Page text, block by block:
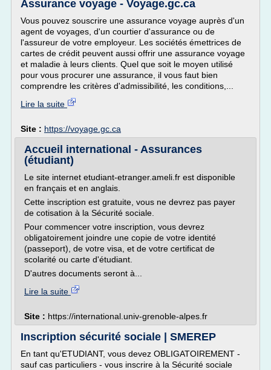
Assurance voyage - Voyage.gc.ca
Vous pouvez souscrire une assurance voyage auprès d'un
agent de voyages, d'un courtier d'assurance ou de
l'assureur de votre employeur. Les sociétés émettrices de
cartes de crédit peuvent aussi offrir une assurance voyage
et maladie à leurs clients. Quel que soit le moyen utilisé
pour vous procurer une assurance, il vous faut bien
comprendre les critères d'admissibilité, les conditions,...
Lire la suite
Site : https://voyage.gc.ca
Accueil international - Assurances
(étudiant)
Le site internet etudiant-etranger.ameli.fr est disponible
en français et en anglais.
Cette inscription est gratuite, vous ne devrez pas payer
de cotisation à la Sécurité sociale.
Pour commencer votre inscription, vous devrez
obligatoirement joindre une copie de votre identité
(passeport), de votre visa, et de votre certificat de
scolarité ou carte d'étudiant.
D'autres documents seront à...
Lire la suite
Site : https://international.univ-grenoble-alpes.fr
Inscription sécurité sociale | SMEREP
En tant qu'ETUDIANT, vous devez OBLIGATOIREMENT -
sauf cas particuliers - vous inscrire à la Sécurité sociale